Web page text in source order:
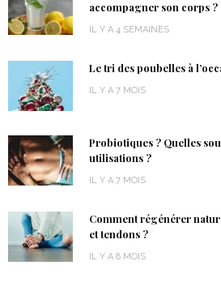
accompagner son corps ?
IL Y A 4 SEMAINES
Le tri des poubelles à
IL Y A 7 MOIS
Probiotiques ? Quelles
utilisations ?
IL Y A 7 MOIS
Comment régénérer
et tendons ?
IL Y A 8 MOIS